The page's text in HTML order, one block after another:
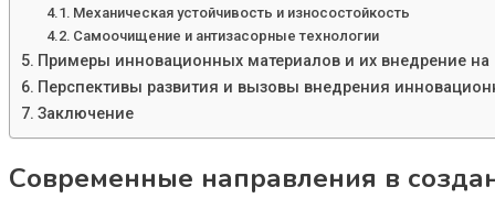
Механическая устойчивость и износостойкость
Самоочищение и антизасорные технологии
Примеры инновационных материалов и их внедрение на
Перспективы развития и вызовы внедрения
Заключение
Современные направления в